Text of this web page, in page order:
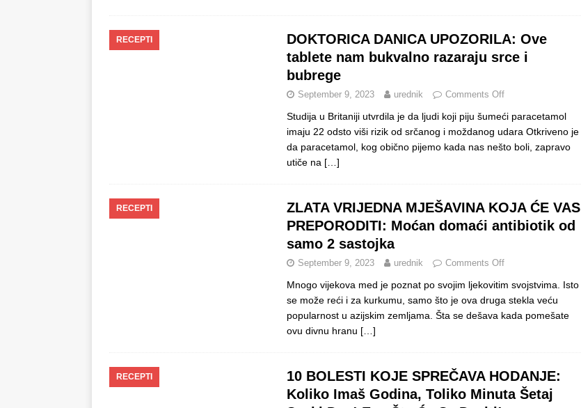
RECEPTI
DOKTORICA DANICA UPOZORILA: Ove
tablete nam bukvalno razaraju srce i
bubrege
September 9, 2023 urednik Comments Off
Studija u Britaniji utvrdila je da ljudi koji piju šumeći paracetamol
imaju 22 odsto viši rizik od srčanog i moždanog udara Otkriveno je
da paracetamol, kog obično pijemo kada nas nešto boli, zapravo
utiče na […]
RECEPTI
ZLATA VRIJEDNA MJEŠAVINA KOJA ĆE VAS
PREPORODITI: Moćan domaći antibiotik od
samo 2 sastojka
September 9, 2023 urednik Comments Off
Mnogo vijekova med je poznat po svojim ljekovitim svojstvima. Isto
se može reći i za kurkumu, samo što je ova druga stekla veću
popularnost u azijskim zemljama. Šta se dešava kada pomešate
ovu divnu hranu […]
RECEPTI
10 BOLESTI KOJE SPREČAVA HODANJE:
Koliko Imaš Godina, Toliko Minuta Šetaj